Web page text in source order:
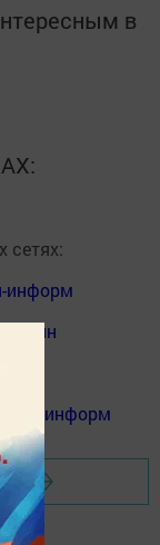
в
сетях:
информ
информ